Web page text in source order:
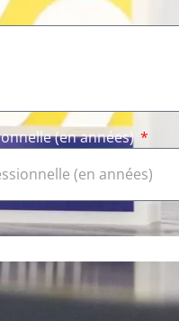
(en années)